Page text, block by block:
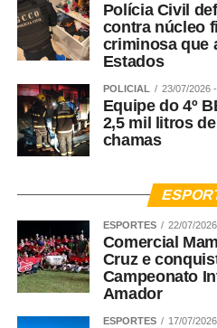
Polícia Civil
contra núcleo
criminosa que
Estados
POLICIAL 23/07/2026
Equipe do 4º
2,5 mil litros
chamas
ESPORTES 22/07/
Comercial
Cruz e
Campeonato
Amador
ESPORTES 17/07/